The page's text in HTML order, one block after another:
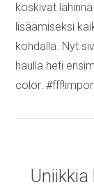
koskivat
lisäämiseksi
kohdalla. Nyt
haulla heti
color: